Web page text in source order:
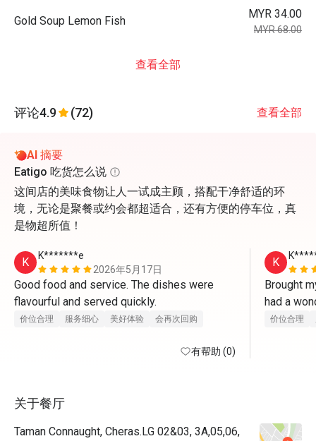
Gold Soup Lemon Fish
MYR 34.00
MYR 68.00
查看全部
评论4.9 (72) 查看全部
AI 摘要
Eatigo 吃货怎么说
这间店的美味食物让人一试成主顾，搭配干净舒适的环
境，无论是聚餐或约会都超适合，还有方便的停车位，真
是物超所值！
K
K*******e
2026年5月17日
Good food and service. The dishes were
flavourful and served quickly.
价位合理 服务细心 美好体验 会再次回购
有帮助 (0)
K
Brought
had a
served
价位合理
关于餐厅
Taman Connaught, Cheras.LG 02&03, 3A,05,06,